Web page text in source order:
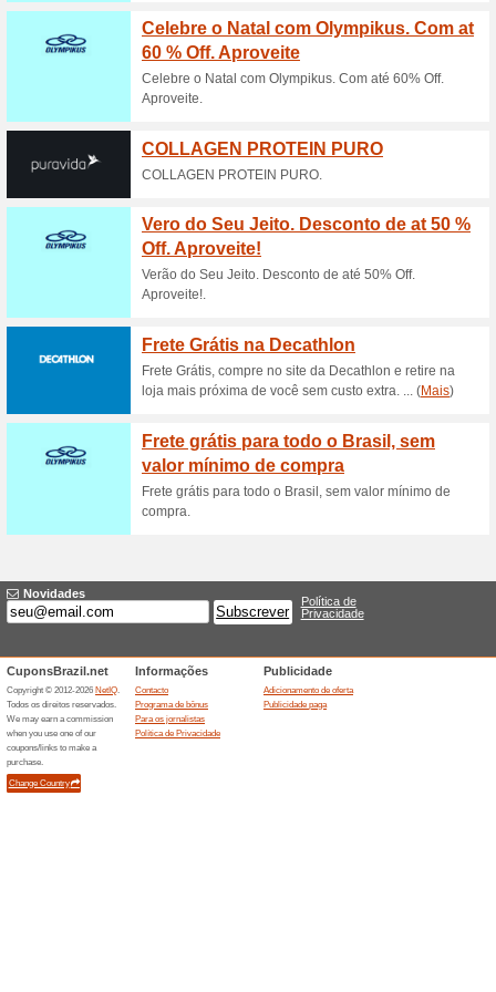
Descontos e
Cupom de desconto
EXCLUSIVO
64% funcionou
Códigos
Faça suas compras no site
inserir nosso código
47% funcionou
Nas compras acima de
Aproveite! Somente para